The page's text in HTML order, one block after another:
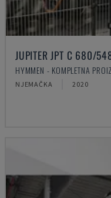
JUPITER JPT C 680/
HYMMEN - KOMPLETNA
NJEMAČKA 2020